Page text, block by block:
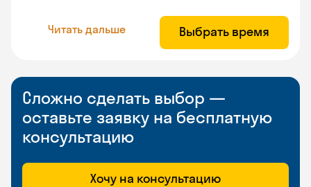
Читать дальше Выбрать время
Сложно сделать выбор —
оставьте заявку на бесплатную
консультацию
Хочу на консультацию